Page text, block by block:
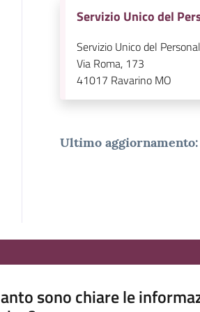
Servizio Unico del
Servizio Unico del
Via Roma, 173
41017 Ravarino MO
Ultimo aggiornamento:
sono chiare le